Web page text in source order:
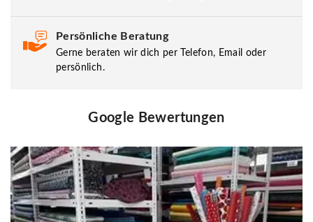
Persönliche Beratung
Gerne beraten wir dich per Telefon, Email oder
persönlich.
Google Bewertungen